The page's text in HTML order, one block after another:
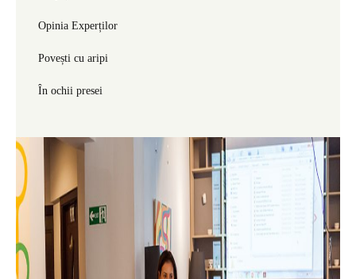
Opinia Experților
Povești cu aripi
În ochii presei